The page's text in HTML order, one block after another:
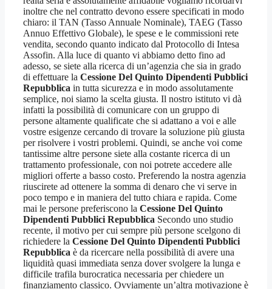
inoltre che nel contratto devono essere specificati in modo
chiaro: il TAN (Tasso Annuale Nominale), TAEG (Tasso
Annuo Effettivo Globale), le spese e le commissioni rete
vendita, secondo quanto indicato dal Protocollo di Intesa
Assofin. Alla luce di quanto vi abbiamo detto fino ad
adesso, se siete alla ricerca di un’agenzia che sia in grado
di effettuare la Cessione Del Quinto Dipendenti Pubblici
Repubblica in tutta sicurezza e in modo assolutamente
semplice, noi siamo la scelta giusta. Il nostro istituto vi dà
infatti la possibilità di comunicare con un gruppo di
persone altamente qualificate che si adattano a voi e alle
vostre esigenze cercando di trovare la soluzione più giusta
per risolvere i vostri problemi. Quindi, se anche voi come
tantissime altre persone siete alla costante ricerca di un
trattamento professionale, con noi potrete accedere alle
migliori offerte a basso costo. Preferendo la nostra agenzia
riuscirete ad ottenere la somma di denaro che vi serve in
poco tempo e in maniera del tutto chiara e rapida. Come
mai le persone preferiscono la Cessione Del Quinto
Dipendenti Pubblici Repubblica Secondo uno studio
recente, il motivo per cui sempre più persone scelgono di
richiedere la Cessione Del Quinto Dipendenti Pubblici
Repubblica è da ricercare nella possibilità di avere una
liquidità quasi immediata senza dover svolgere la lunga e
difficile trafila burocratica necessaria per chiedere un
finanziamento classico. Ovviamente un’altra motivazione è